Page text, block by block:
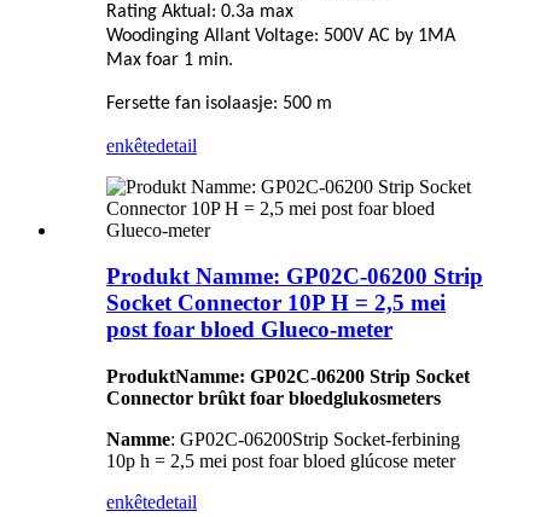
Rating Aktual: 0.3a max
Woodinging Allant Voltage: 500V AC by 1MA
Max foar 1 min.
Fersette fan isolaasje: 500 m
enkêtedetail
Produkt Namme: GP02C-06200 Strip
Socket Connector 10P H = 2,5 mei
post foar bloed Glueco-meter
ProduktNamme: GP02C-06200 Strip Socket
Connector brûkt foar bloedglukosmeters
Namme: GP02C-06200Strip Socket-ferbining
10p h = 2,5 mei post foar bloed glúcose meter
enkêtedetail